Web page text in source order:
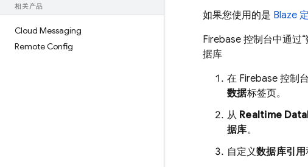
相关产品
Cloud Messaging
Remote Config
如果您使用的是 Blaze
Firebase 控制台中通过
据库
在 Firebase 控制
数据标签页。
从 Realtime
据库。
自定义数据库引用